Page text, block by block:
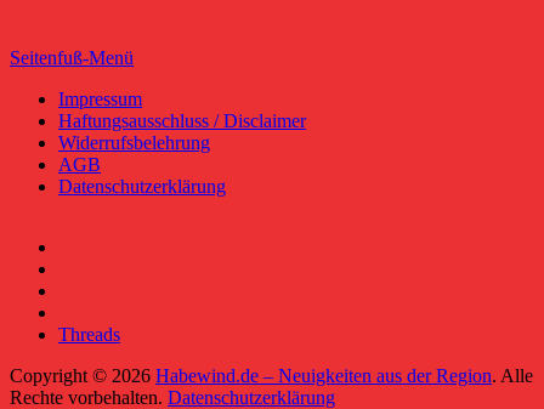
Seitenfuß-Menü
Seitenfuß-
Menü
Impressum
Haftungsausschluss / Disclaimer
Widerrufsbelehrung
AGB
Datenschutzerklärung
Threads
Copyright © 2026 Habewind.de – Neuigkeiten aus der Region. Alle
Rechte vorbehalten. Datenschutzerklärung